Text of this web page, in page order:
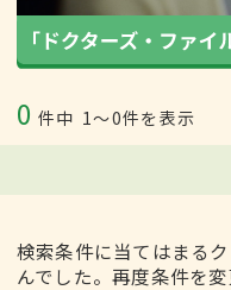
0 件中 1〜0件を表示
検索条件に当てはまる
んでした。再度条件を